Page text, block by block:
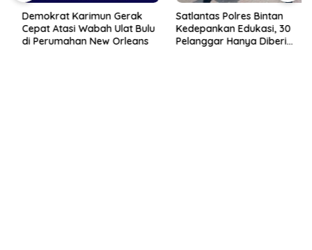
Demokrat Karimun Gerak
Cepat Atasi Wabah Ulat Bulu
di Perumahan New Orleans
Satlantas Polres Bintan
Kedepankan Edukasi, 30
Pelanggar Hanya Diberi